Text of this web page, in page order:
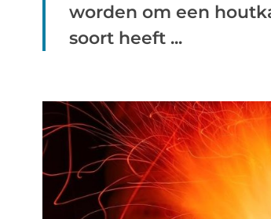
worden om een
soort heeft ...